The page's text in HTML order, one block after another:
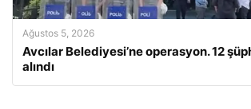
Ağustos 5, 2026
Avcılar Belediyesi’ne operasyon. 12
alındı